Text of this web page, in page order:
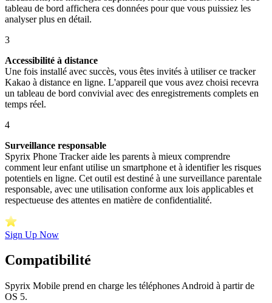
tableau de bord affichera ces données pour que vous puissiez les
analyser plus en détail.
3
Accessibilité à distance
Une fois installé avec succès, vous êtes invités à utiliser ce tracker
Kakao à distance en ligne. L'appareil que vous avez choisi recevra
un tableau de bord convivial avec des enregistrements complets en
temps réel.
4
Surveillance responsable
Spyrix Phone Tracker aide les parents à mieux comprendre
comment leur enfant utilise un smartphone et à identifier les risques
potentiels en ligne. Cet outil est destiné à une surveillance parentale
responsable, avec une utilisation conforme aux lois applicables et
respectueuse des attentes en matière de confidentialité.
Sign Up Now
Compatibilité
Spyrix Mobile prend en charge les téléphones Android à partir de
OS 5.